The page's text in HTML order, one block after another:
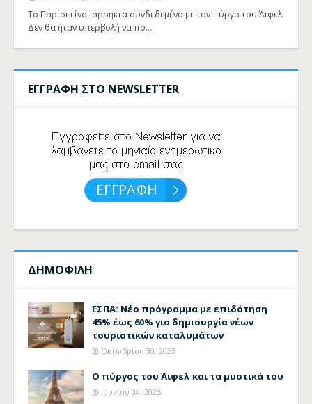
Το Παρίσι είναι άρρηκτα συνδεδεμένο με τον πύργο του Άιφελ.
Δεν θα ήταν υπερβολή να πο…
ΕΓΓΡΑΦΗ ΣΤΟ NEWSLETTER
ΔΗΜΟΦΙΛΗ
ΕΣΠΑ: Νέο πρόγραμμα με επιδότηση
45% έως 60% για δημιουργία νέων
τουριστικών καταλυμάτων
Οκτωβρίου 30, 2023
Ο πύργος του Άιφελ και τα μυστικά του
Ιουνίου 04, 2025